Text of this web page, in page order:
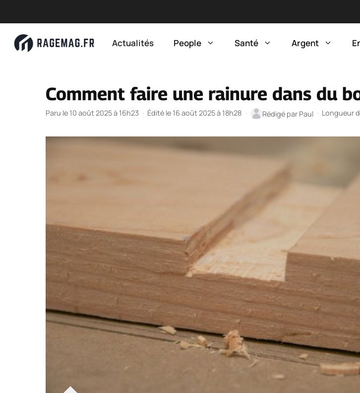
Actualités People Santé Argent
Comment faire une rainure dans du
Paru le 10 août 2025 à 16h23 · Édité le 16 août 2025 à 18h28 · Rédigé par Paul · Longueur